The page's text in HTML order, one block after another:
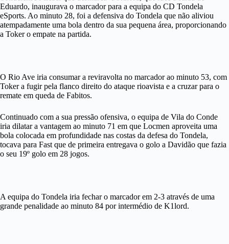
Eduardo, inaugurava o marcador para a equipa do CD Tondela
eSports. Ao minuto 28, foi a defensiva do Tondela que não aliviou
atempadamente uma bola dentro da sua pequena área, proporcionando
a Toker o empate na partida.
O Rio Ave iria consumar a reviravolta no marcador ao minuto 53, com
Toker a fugir pela flanco direito do ataque rioavista e a cruzar para o
remate em queda de Fabitos.
Continuado com a sua pressão ofensiva, o equipa de Vila do Conde
iria dilatar a vantagem ao minuto 71 em que Locmen aproveita uma
bola colocada em profundidade nas costas da defesa do Tondela,
tocava para Fast que de primeira entregava o golo a Davidão que fazia
o seu 19º golo em 28 jogos.
A equipa do Tondela iria fechar o marcador em 2-3 através de uma
grande penalidade ao minuto 84 por intermédio de K1lord.